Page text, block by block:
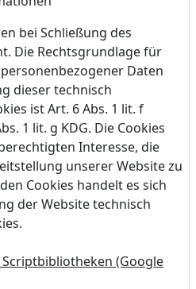
bei Schließung des
Die Rechtsgrundlage für
Daten
dieser technisch
ist Art. 6 Abs. 1 lit. f
1 lit. g KDG. Die Cookies
Interesse, die
unserer Website zu
Cookies handelt es sich
der Website technisch
(Google